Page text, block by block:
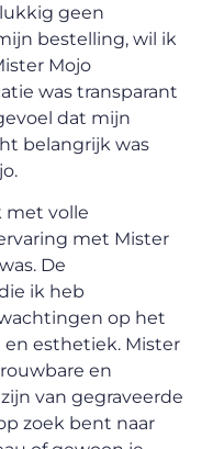
geen
bestelling, wil ik
Mojo
was transparant
dat mijn
belangrijk was
met volle
met Mister
De
ik heb
op het
esthetiek. Mister
en
van gegraveerde
zoek bent naar